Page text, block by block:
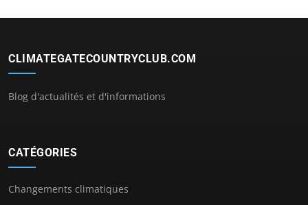
CLIMATEGATECOUNTRYCLUB.COM
Blog d'actualités et d'informations
CATÉGORIES
Changements climatiques